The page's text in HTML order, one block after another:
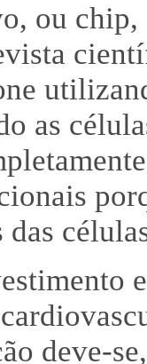
ou chip,
as
das
deve-